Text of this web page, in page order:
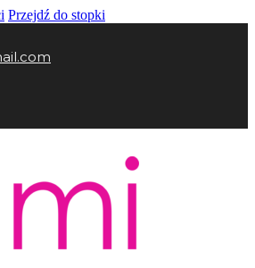
Przejdź do stopki